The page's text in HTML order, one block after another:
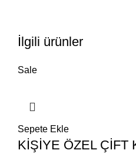
İlgili ürünler
Sale
Sepete Ekle
KİŞİYE ÖZEL ÇİFT